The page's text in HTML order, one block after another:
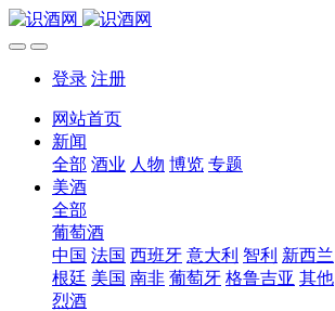
登录 注册
网站首页
新闻
全部 酒业 人物 博览 专题
美酒
全部
葡萄酒
中国 法国 西班牙 意大利 智利 新西兰
根廷 美国 南非 葡萄牙 格鲁吉亚 其他
烈酒